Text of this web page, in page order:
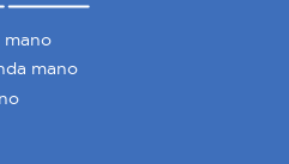
mano
mano